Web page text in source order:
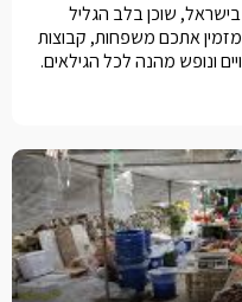
שוכן בלב הגליל
אתכם משפחות, קבוצות
ונופש מהנה לכל הגילאים.